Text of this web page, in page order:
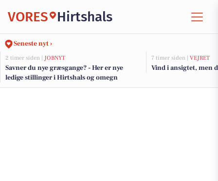
VORES Hirtshals
Seneste nyt ›
2 timer siden | JOBNYT
Savner du nye græsgange? - Her er nye
ledige stillinger i Hirtshals og omegn
7 timer siden | VEJRET
Vind i ansigtet, men